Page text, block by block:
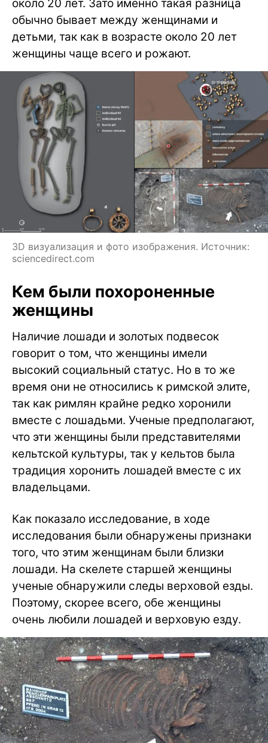
около 20 лет. Зато именно такая разница
обычно бывает между женщинами и
детьми, так как в возрасте около 20 лет
женщины чаще всего и рожают.
3D визуализация и фото изображения. Источник:
sciencedirect.com
Кем были похороненные
женщины
Наличие лошади и золотых подвесок
говорит о том, что женщины имели
высокий социальный статус. Но в то же
время они не относились к римской элите,
так как римлян крайне редко хоронили
вместе с лошадьми. Ученые предполагают,
что эти женщины были представителями
кельтской культуры, так у кельтов была
традиция хоронить лошадей вместе с их
владельцами.
Как показало исследование, в ходе
исследования были обнаружены признаки
того, что этим женщинам были близки
лошади. На скелете старшей женщины
ученые обнаружили следы верховой езды.
Поэтому, скорее всего, обе женщины
очень любили лошадей и верховую езду.